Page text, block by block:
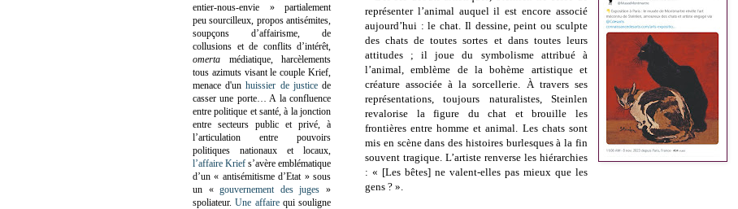
représenter l’animal auquel il est encore associé
aujourd’hui : le chat. Il dessine, peint ou sculpte
des chats de toutes sortes et dans toutes leurs
attitudes ; il joue du symbolisme attribué à
l’animal, emblème de la bohème artistique et
créature associée à la sorcellerie. À travers ses
représentations, toujours naturalistes, Steinlen
revalorise la figure du chat et brouille les
frontières entre homme et animal. Les chats sont
mis en scène dans des histoires burlesques à la fin
souvent tragique. L’artiste renverse les hiérarchies
: « [Les bêtes] ne valent-elles pas mieux que les
gens ? ».
entier-nous-envie » partialement
peu sourcilleux, propos antisémites,
soupçons d’affairisme, de
collusions et de conflits d’intérêt,
omerta médiatique, harcèlements
tous azimuts visant le couple Krief,
menace d'unhuissier de justicede
casser une porte… A la confluence
entre politique et santé, à la jonction
entre secteurs public et privé, à
l’articulation entre pouvoirs
politiques nationaux et locaux,
l’affaire Krief s’avère emblématique
d’un « antisémitisme d’Etat » sous
un «gouvernement des juges »
spoliateur.Une affairequi souligne